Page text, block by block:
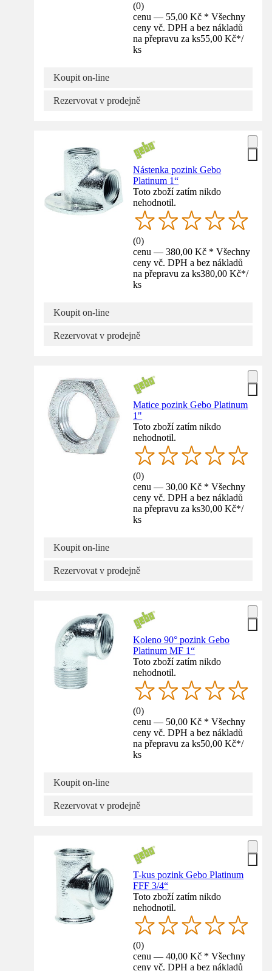
(0)
cenu — 55,00 Kč * Všechny
ceny vč. DPH a bez nákladů
na přepravu za ks55,00 Kč*/
ks
Koupit on-line
Rezervovat v prodejně
Nástenka pozink Gebo
Platinum 1“
Toto zboží zatím nikdo
nehodnotil.
(0)
cenu — 380,00 Kč * Všechny
ceny vč. DPH a bez nákladů
na přepravu za ks380,00 Kč*/
ks
Koupit on-line
Rezervovat v prodejně
Matice pozink Gebo Platinum
1"
Toto zboží zatím nikdo
nehodnotil.
(0)
cenu — 30,00 Kč * Všechny
ceny vč. DPH a bez nákladů
na přepravu za ks30,00 Kč*/
ks
Koupit on-line
Rezervovat v prodejně
Koleno 90° pozink Gebo
Platinum MF 1“
Toto zboží zatím nikdo
nehodnotil.
(0)
cenu — 50,00 Kč * Všechny
ceny vč. DPH a bez nákladů
na přepravu za ks50,00 Kč*/
ks
Koupit on-line
Rezervovat v prodejně
T-kus pozink Gebo Platinum
FFF 3/4“
Toto zboží zatím nikdo
nehodnotil.
(0)
cenu — 40,00 Kč * Všechny
ceny vč. DPH a bez nákladů